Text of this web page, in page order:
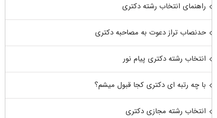
راهنمای انتخاب رشته دکتری
حدنصاب تراز دعوت به مصاحبه دکتری
انتخاب رشته دکتری پیام نور
با چه رتبه ای دکتری کجا قبول میشم؟
انتخاب رشته مجازی دکتری